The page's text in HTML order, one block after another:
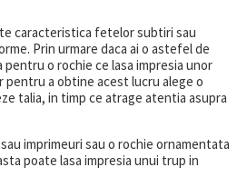
caracteristica fetelor subtiri sau
Prin urmare daca ai o astefel de
o rochie ce lasa impresia unor
pentru a obtine acest lucru alege o
talia, in timp ce atrage atentia asupra
imprimeuri sau o rochie ornamentata
poate lasa impresia unui trup in